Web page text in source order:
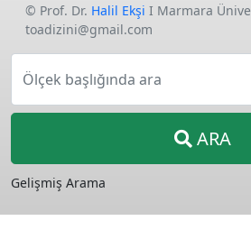
© Prof. Dr. Halil Ekşi I Marmara
toadizini@gmail.com
Ölçek başlığında ara
ARA
Gelişmiş Arama